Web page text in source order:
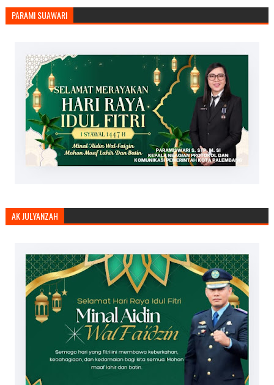
PARAMI SUAWARI
AK JULYANZAH